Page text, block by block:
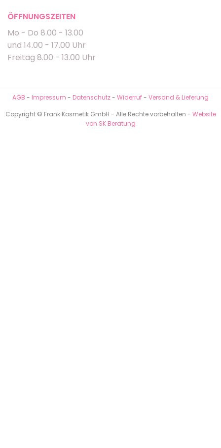
ÖFFNUNGSZEITEN
Mo - Do 8.00 - 13.00
und 14.00 - 17.00 Uhr
Freitag 8.00 - 13.00 Uhr
AGB - Impressum - Datenschutz- Widerruf- Versand & Lieferung
Copyright © Frank Kosmetik GmbH - Alle Rechte vorbehalten - Website
von SK Beratung